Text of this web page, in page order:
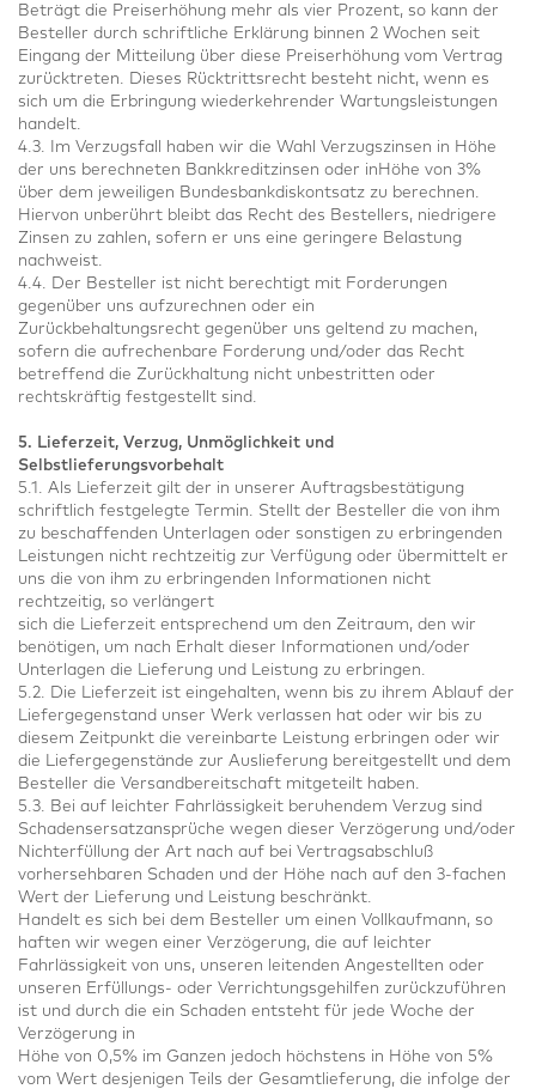
Beträgt die Preiserhöhung mehr als vier Prozent, so kann der
Besteller durch schriftliche Erklärung binnen 2 Wochen seit
Eingang der Mitteilung über diese Preiserhöhung vom Vertrag
zurücktreten. Dieses Rücktrittsrecht besteht nicht, wenn es
sich um die Erbringung wiederkehrender Wartungsleistungen
handelt.
4.3. Im Verzugsfall haben wir die Wahl Verzugszinsen in Höhe
der uns berechneten Bankkreditzinsen oder inHöhe von 3%
über dem jeweiligen Bundesbankdiskontsatz zu berechnen.
Hiervon unberührt bleibt das Recht des Bestellers, niedrigere
Zinsen zu zahlen, sofern er uns eine geringere Belastung
nachweist.
4.4. Der Besteller ist nicht berechtigt mit Forderungen
gegenüber uns aufzurechnen oder ein
Zurückbehaltungsrecht gegenüber uns geltend zu machen,
sofern die aufrechenbare Forderung und/oder das Recht
betreffend die Zurückhaltung nicht unbestritten oder
rechtskräftig festgestellt sind.
5. Lieferzeit, Verzug, Unmöglichkeit und
Selbstlieferungsvorbehalt
5.1. Als Lieferzeit gilt der in unserer Auftragsbestätigung
schriftlich festgelegte Termin. Stellt der Besteller die von ihm
zu beschaffenden Unterlagen oder sonstigen zu erbringenden
Leistungen nicht rechtzeitig zur Verfügung oder übermittelt er
uns die von ihm zu erbringenden Informationen nicht
rechtzeitig, so verlängert
sich die Lieferzeit entsprechend um den Zeitraum, den wir
benötigen, um nach Erhalt dieser Informationen und/oder
Unterlagen die Lieferung und Leistung zu erbringen.
5.2. Die Lieferzeit ist eingehalten, wenn bis zu ihrem Ablauf der
Liefergegenstand unser Werk verlassen hat oder wir bis zu
diesem Zeitpunkt die vereinbarte Leistung erbringen oder wir
die Liefergegenstände zur Auslieferung bereitgestellt und dem
Besteller die Versandbereitschaft mitgeteilt haben.
5.3. Bei auf leichter Fahrlässigkeit beruhendem Verzug sind
Schadensersatzansprüche wegen dieser Verzögerung und/oder
Nichterfüllung der Art nach auf bei Vertragsabschluß
vorhersehbaren Schaden und der Höhe nach auf den 3-fachen
Wert der Lieferung und Leistung beschränkt.
Handelt es sich bei dem Besteller um einen Vollkaufmann, so
haften wir wegen einer Verzögerung, die auf leichter
Fahrlässigkeit von uns, unseren leitenden Angestellten oder
unseren Erfüllungs- oder Verrichtungsgehilfen zurückzuführen
ist und durch die ein Schaden entsteht für jede Woche der
Verzögerung in
Höhe von 0,5% im Ganzen jedoch höchstens in Höhe von 5%
vom Wert desjenigen Teils der Gesamtlieferung, die infolge der